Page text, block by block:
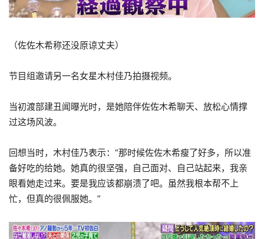
（佐佐木希称还没原谅丈夫）
节目组邀请另一名女星木村佳乃拍摄视频。
当初渡部建丑闻曝光时，是她陪伴佐佐木希聊天、放松心情撑
过这场风波。
回想当时，木村佳乃表示：“那时候佐佐木希瘦了好多，所以准
备好吃的给她。她真的很坚强，自己面对、自己站起来，我亲
眼看她走过来。要是我应该都崩溃了吧。虽然我根本帮不上
忙，但真的很佩服她。”